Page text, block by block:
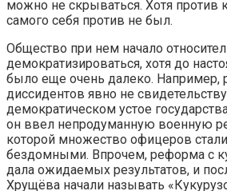
можно не скрываться. Хотя против
самого себя против не был.
Общество при нем начало
демократизироваться, хотя до
было еще очень далеко. Например,
диссидентов явно не
демократическом устое
он ввел непродуманную военную
которой множество офицеров
бездомными. Впрочем, реформа с
дала ожидаемых результатов, и
Хрущёва начали называть